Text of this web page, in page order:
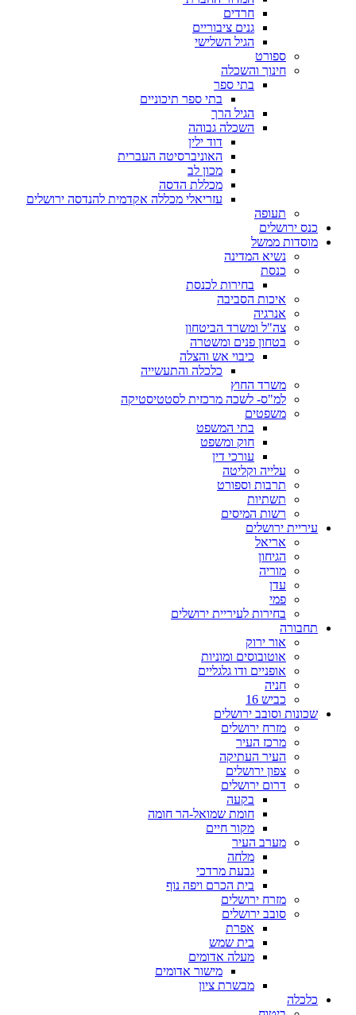
חרדים
גנים ציבוריים
הגיל השלישי
ספורט
חינוך והשכלה
בתי ספר
בתי ספר תיכוניים
הגיל הרך
השכלה גבוהה
דוד ילין
האוניברסיטה העברית
מכון לב
מכללת הדסה
עזריאלי מכללה אקדמית להנדסה ירושלים
תעופה
כנס ירושלים
מוסדות ממשל
נשיא המדינה
כנסת
בחירות לכנסת
איכות הסביבה
אנרגיה
צה"ל ומשרד הביטחון
בטחון פנים ומשטרה
כיבוי אש והצלה
כלכלה והתעשייה
משרד החוץ
למ"ס- לשכה מרכזית לסטטיסטיקה
משפטים
בתי המשפט
חוק ומשפט
עורכי דין
עלייה וקליטה
תרבות וספורט
תשתיות
רשות המיסים
עיריית ירושלים
אריאל
הגיחון
מוריה
עדן
פמי
בחירות לעיריית ירושלים
תחבורה
אור ירוק
אוטובוסים ומוניות
אופניים ודו גלגליים
חניה
כביש 16
שכונות וסובב ירושלים
מזרח ירושלים
מרכז העיר
העיר העתיקה
צפון ירושלים
דרום ירושלים
בקעה
חומת שמואל-הר חומה
מקור חיים
מערב העיר
מלחה
גבעת מרדכי
בית הכרם ויפה נוף
מזרח ירושלים
סובב ירושלים
אפרת
בית שמש
מעלה אדומים
מישור אדומים
מבשרת ציון
כלכלה